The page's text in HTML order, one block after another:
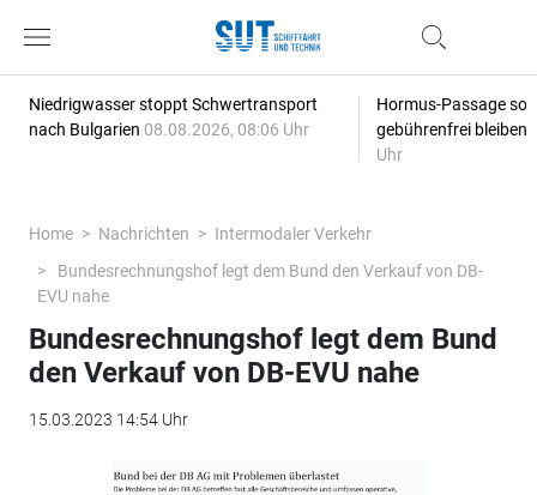
Niedrigwasser stoppt Schwertransport
nach Bulgarien 08.08.2026, 08:06 Uhr
Hormus-Passage
gebührenfrei bleiben
Uhr
Home Nachrichten
Intermodaler Verkehr
Bundesrechnungshof legt dem Bund den Verkauf von DB-
EVU nahe
Bundesrechnungshof legt dem Bund
den Verkauf von DB-EVU nahe
15.03.2023 14:54 Uhr